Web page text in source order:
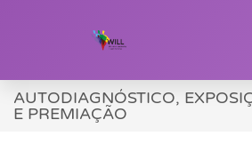
AUTODIAGNÓSTICO,
E PREMIAÇÃO